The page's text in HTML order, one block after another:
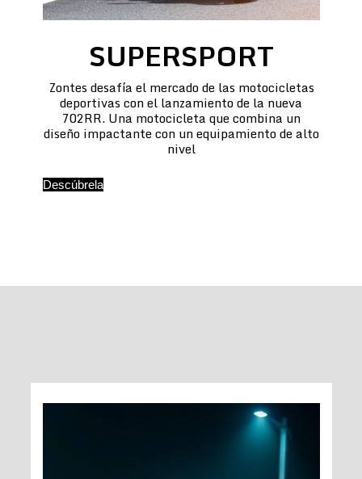
SUPERSPORT
Zontes desafía el mercado de las motocicletas
deportivas con el lanzamiento de la nueva
702RR. Una motocicleta que combina un
diseño impactante con un equipamiento de alto
nivel
Descúbrela